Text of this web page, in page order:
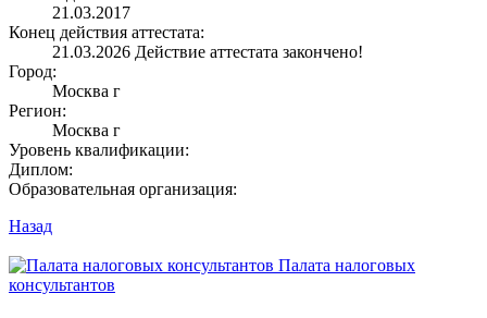
21.03.2017
Конец действия аттестата:
21.03.2026 Действие аттестата закончено!
Город:
Москва г
Регион:
Москва г
Уровень квалификации:
Диплом:
Образовательная организация:
Назад
Палата налоговых
консультантов